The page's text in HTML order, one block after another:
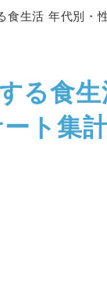
生活 年代別・
る食
ト集